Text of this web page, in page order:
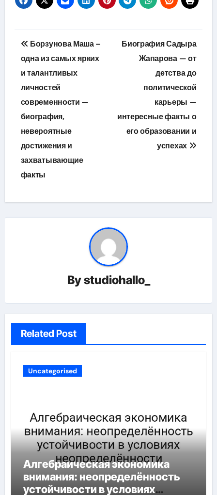
Навигация
по
записям
Борзунова Маша –
одна из самых ярких
и талантливых
личностей
современности —
биография,
невероятные
достижения и
захватывающие
факты
Биография Садыра
Жапарова — от
детства до
политической
карьеры —
интересные факты о
его образовании и
успехах
Bystudiohallo_
Related Post
Uncategorised
Алгебраическая экономика
внимания: неопределённость
устойчивости в условиях